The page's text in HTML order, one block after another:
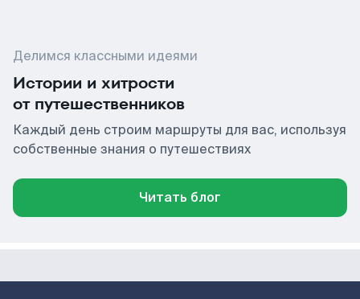
Делимся классными идеями
Истории и хитрости
от путешественников
Каждый день строим маршруты для вас, используя
собственные знания о путешествиях
Читать блог